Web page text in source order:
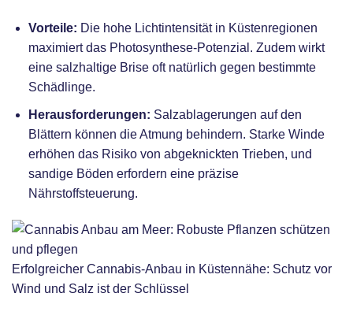
Vorteile: Die hohe Lichtintensität in Küstenregionen
maximiert das Photosynthese-Potenzial. Zudem wirkt
eine salzhaltige Brise oft natürlich gegen bestimmte
Schädlinge.
Herausforderungen: Salzablagerungen auf den
Blättern können die Atmung behindern. Starke Winde
erhöhen das Risiko von abgeknickten Trieben, und
sandige Böden erfordern eine präzise
Nährstoffsteuerung.
Erfolgreicher Cannabis-Anbau in Küstennähe: Schutz vor
Wind und Salz ist der Schlüssel